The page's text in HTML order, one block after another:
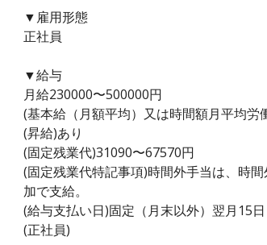
▼雇用形態
正社員
▼給与
月給230000〜500000円
(基本給（月額平均）又は時間額月平均
(昇給)あり
(固定残業代)31090〜67570円
(固定残業代特記事項)時間外手当は、時
加で支給。
(給与支払い日)固定（月末以外）翌月15日
(正社員)